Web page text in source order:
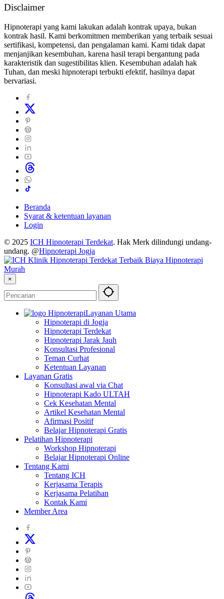
Disclaimer
Hipnoterapi yang kami lakukan adalah kontrak upaya, bukan
kontrak hasil. Kami berkomitmen memberikan yang terbaik sesuai
sertifikasi, kompetensi, dan pengalaman kami. Kami tidak dapat
menjanjikan kesembuhan, karena hasil terapi bergantung pada
karakteristik dan sugestibilitas klien. Kesembuhan adalah hak
Tuhan, dan meski hipnoterapi terbukti efektif, hasilnya dapat
bervariasi.
Beranda
Syarat & ketentuan layanan
Login
© 2025 ICH Hipnoterapi Terdekat. Hak Merk dilindungi undang-
undang. @Hipnoterapi Jogja
×
Layanan Utama
Hipnoterapi di Jogja
Hipnoterapi Terdekat
Hipnoterapi Jarak Jauh
Konsultasi Profesional
Teman Curhat
Ketentuan Layanan
Layanan Gratis
Konsultasi awal via Chat
Hipnoterapi Kado ULTAH
Cek Kesehatan Mental
Artikel Kesehatan Mental
Afirmasi Positif
Belajar Hipnoterapi Gratis
Pelatihan Hipnoterapi
Workshop Hipnoterapi
Belajar Hipnoterapi Online
Tentang Kami
Tentang ICH
Kerjasama Terapis
Kerjasama Pelatihan
Kontak Kami
Member Area